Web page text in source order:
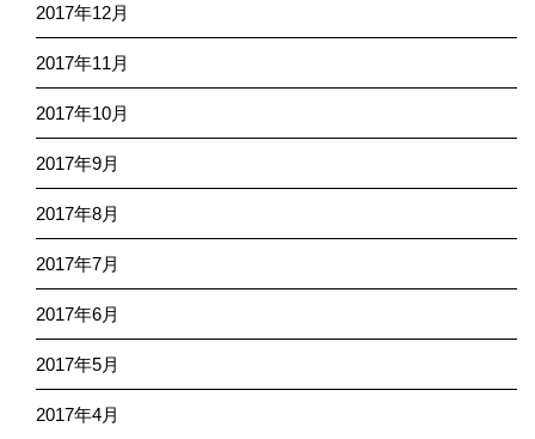
2017年12月
2017年11月
2017年10月
2017年9月
2017年8月
2017年7月
2017年6月
2017年5月
2017年4月